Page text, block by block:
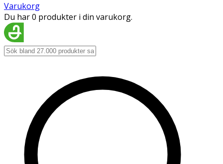
Varukorg
Du har 0 produkter i din varukorg.